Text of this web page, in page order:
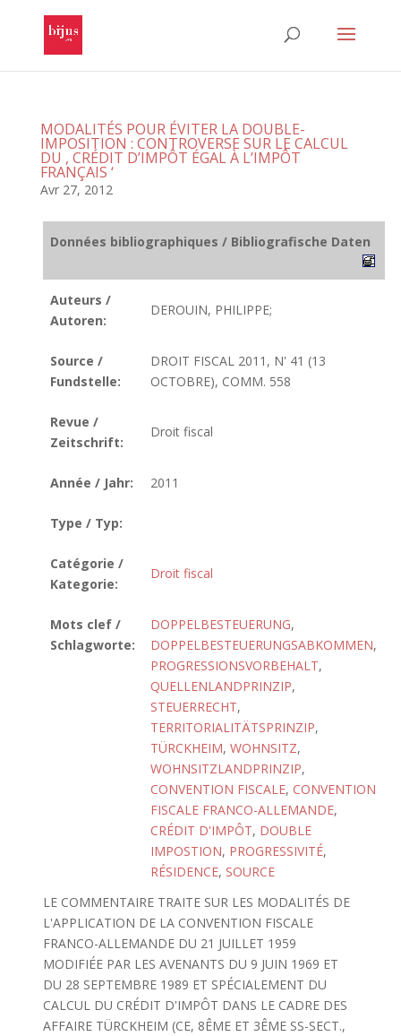
MODALITÉS POUR ÉVITER LA DOUBLE-
IMPOSITION : CONTROVERSE SUR LE CALCUL
DU , CRÉDIT D’IMPÔT ÉGAL À L’IMPÔT
FRANÇAIS ‘
Avr 27, 2012
Données bibliographiques / Bibliografische Daten
Auteurs /
Autoren:
DEROUIN, PHILIPPE;
Source /
Fundstelle:
DROIT FISCAL 2011, N' 41 (13
OCTOBRE), COMM. 558
Revue /
Zeitschrift:
Droit fiscal
Année / Jahr: 2011
Type / Typ:
Catégorie /
Kategorie:
Droit fiscal
Mots clef /
Schlagworte:
DOPPELBESTEUERUNG,
DOPPELBESTEUERUNGSABKOMMEN,
PROGRESSIONSVORBEHALT,
QUELLENLANDPRINZIP,
STEUERRECHT,
TERRITORIALITÄTSPRINZIP,
TÜRCKHEIM, WOHNSITZ,
WOHNSITZLANDPRINZIP,
CONVENTION FISCALE, CONVENTION
FISCALE FRANCO-ALLEMANDE,
CRÉDIT D'IMPÔT, DOUBLE
IMPOSTION, PROGRESSIVITÉ,
RÉSIDENCE, SOURCE
LE COMMENTAIRE TRAITE SUR LES MODALITÉS DE
L'APPLICATION DE LA CONVENTION FISCALE
FRANCO-ALLEMANDE DU 21 JUILLET 1959
MODIFIÉE PAR LES AVENANTS DU 9 JUIN 1969 ET
DU 28 SEPTEMBRE 1989 ET SPÉCIALEMENT DU
CALCUL DU CRÉDIT D'IMPÔT DANS LE CADRE DES
AFFAIRE TÜRCKHEIM (CE, 8ÊME ET 3ÊME SS-SECT.,